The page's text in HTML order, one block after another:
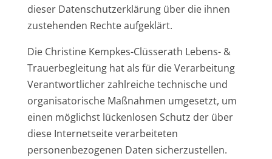
dieser Datenschutzerklärung über die ihnen
zustehenden Rechte aufgeklärt.
Die Christine Kempkes-Clüsserath Lebens- &
Trauerbegleitung hat als für die Verarbeitung
Verantwortlicher zahlreiche technische und
organisatorische Maßnahmen umgesetzt, um
einen möglichst lückenlosen Schutz der über
diese Internetseite verarbeiteten
personenbezogenen Daten sicherzustellen.